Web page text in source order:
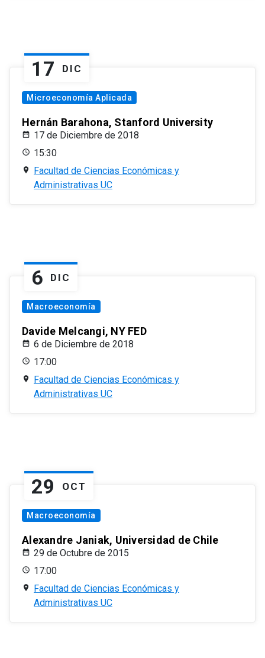
17 DIC
Microeconomía Aplicada
Hernán Barahona, Stanford University
17 de Diciembre de 2018
15:30
Facultad de Ciencias Económicas y
Administrativas UC
6 DIC
Macroeconomía
Davide Melcangi, NY FED
6 de Diciembre de 2018
17:00
Facultad de Ciencias Económicas y
Administrativas UC
29 OCT
Macroeconomía
Alexandre Janiak, Universidad de Chile
29 de Octubre de 2015
17:00
Facultad de Ciencias Económicas y
Administrativas UC